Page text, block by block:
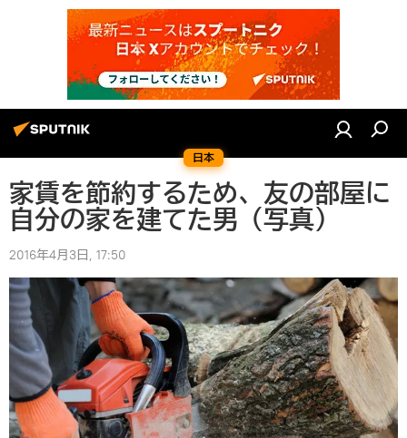
日本
家賃を節約するため、友の部屋に
自分の家を建てた男（写真）
2016年4月3日, 17:50